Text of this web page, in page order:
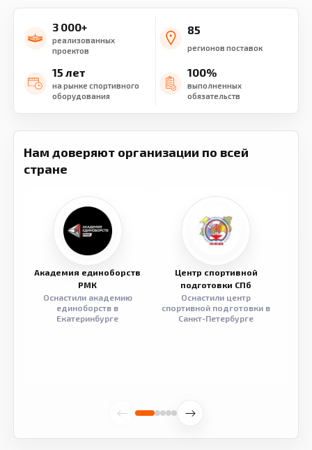
3 000+
реализованных
проектов
85
регионов поставок
15 лет
на рынке спортивного
оборудования
100%
выполненных
обязательств
Нам доверяют организации по всей
стране
Академия единоборств
РМК
Оснастили академию
единоборств в
Екатеринбурге
Центр спортивной
подготовки СПб
Оснастили центр
спортивной подготовки в
Санкт-Петербурге